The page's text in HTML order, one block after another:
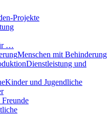
Projekte
…
Menschen mit Behinderung
Dienstleistung und
Kinder und Jugendliche